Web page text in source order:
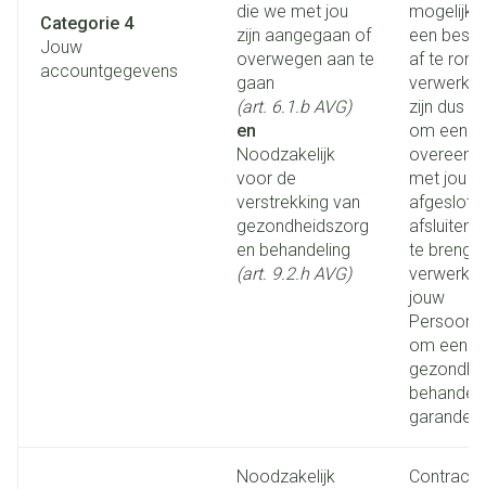
Categorie 4
Jouw
accountgegevens
die we met jou
zijn aangegaan of
overwegen aan te
gaan
(art. 6.1.b AVG)
en
Noodzakelijk
voor de
verstrekking van
gezondheidszorg
en behandeling
(art. 9.2.h AVG)
mogelijk
een
af te
zijn dus
om een
met jou
afsluiten
te
jouw
om een
Noodzakelijk